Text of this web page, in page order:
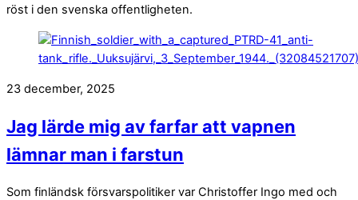
röst i den svenska offentligheten.
23 december, 2025
Jag lärde mig av farfar att vapnen
lämnar man i farstun
Som finländsk försvarspolitiker var Christoffer Ingo med och